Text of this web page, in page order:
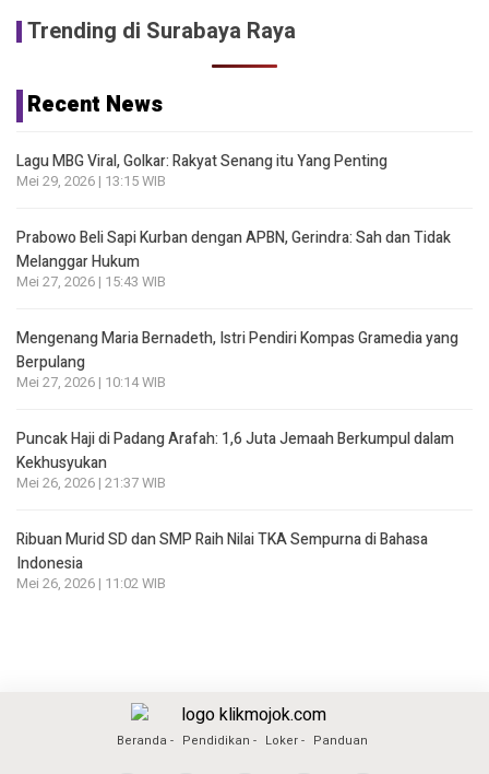
Trending di Surabaya Raya
Recent News
Lagu MBG Viral, Golkar: Rakyat Senang itu Yang Penting
Mei 29, 2026 | 13:15 WIB
Prabowo Beli Sapi Kurban dengan APBN, Gerindra: Sah dan Tidak
Melanggar Hukum
Mei 27, 2026 | 15:43 WIB
Mengenang Maria Bernadeth, Istri Pendiri Kompas Gramedia yang
Berpulang
Mei 27, 2026 | 10:14 WIB
Puncak Haji di Padang Arafah: 1,6 Juta Jemaah Berkumpul dalam
Kekhusyukan
Mei 26, 2026 | 21:37 WIB
Ribuan Murid SD dan SMP Raih Nilai TKA Sempurna di Bahasa
Indonesia
Mei 26, 2026 | 11:02 WIB
Beranda Pendidikan Loker Panduan